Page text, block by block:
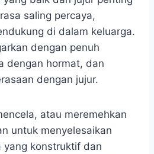
saling percaya,
di dalam keluarga.
dengan penuh
dengan hormat, dan
dengan jujur.
atau meremehkan
untuk menyelesaikan
yang konstruktif dan